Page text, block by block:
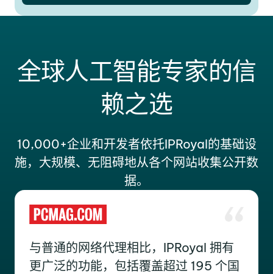
全球人工智能专家的信
赖之选
10,000+企业和开发者依托IPRoyal的基础设
施，大规模、无阻碍地从各个网站收集公开数
据。
与普通的网络代理相比，IPRoyal 拥有
更广泛的功能，包括覆盖超过 195 个国